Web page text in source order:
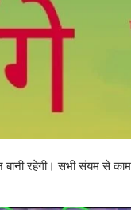
रहेगी। सभी संयम से